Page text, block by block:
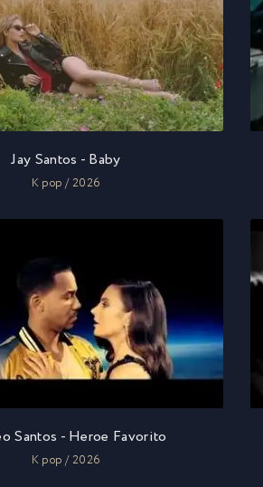
Jay Santos - Baby
K pop / 2026
Santos - Heroe Favorito
K pop / 2026